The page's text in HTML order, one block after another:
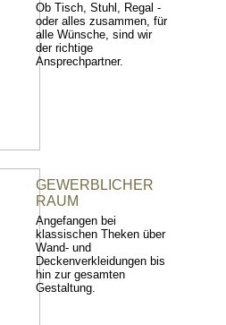
Ob Tisch, Stuhl, Regal -
oder alles zusammen, für
alle Wünsche, sind wir
der richtige
Ansprechpartner.
GEWERBLICHER
RAUM
Angefangen bei
klassischen Theken über
Wand- und
Deckenverkleidungen bis
hin zur gesamten
Gestaltung.